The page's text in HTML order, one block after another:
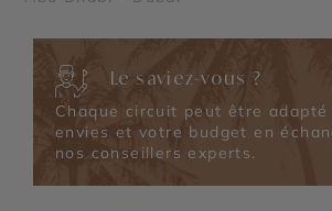
Le saviez-vous ?
Chaque circuit peut être adapté
envies et votre budget en
nos conseillers experts.